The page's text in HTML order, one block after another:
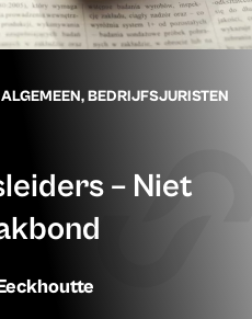
ALGEMEEN,BEDRIJFSJURISTEN
– Niet